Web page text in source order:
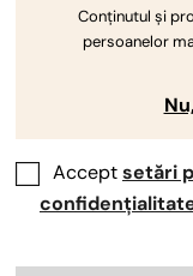
Conținutul și
persoanelor
Acceptsetări